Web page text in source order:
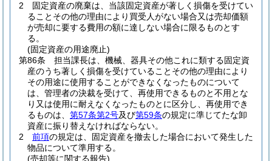
2
固定資産の廃棄は、当該固定資産が著しく損傷を受けてい
ることその他の理由により買受人がない場合又は売却価額
が売却に要する費用の額に達しない場合に限るものとす
る。
(固定資産の用途廃止)
第86条
担当課長は、機械、器具その他これに類する固定資
産のうち著しく損傷を受けていることその他の理由により
その用途に使用することができなくなったものについて
は、管理者の決裁を受けて、再使用できるものと不用とな
り又は使用に耐えなくなったものとに区分し、再使用でき
るものは、 第57条第2号及び第59条の規定に準じてたな卸
資産に振り替えなければならない。
2
前項の規定は、固定資産を撤去した場合において発生した
物品について準用する。
(売却等に関する報告)